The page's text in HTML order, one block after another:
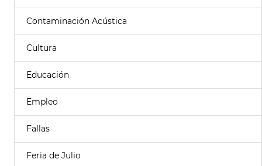
Contaminación Acústica
Cultura
Educación
Empleo
Fallas
Feria de Julio